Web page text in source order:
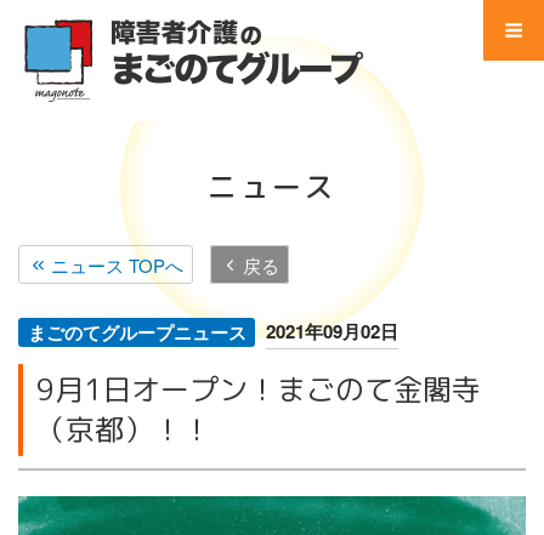
サービス別 一覧
地域別 一覧
会社別 一覧
会社案内
法人概要
ニュース
ニュース TOPへ 戻る
まごのてグループニュース 2021年09月02日
9月1日オープン！まごのて金閣寺
（京都）！！